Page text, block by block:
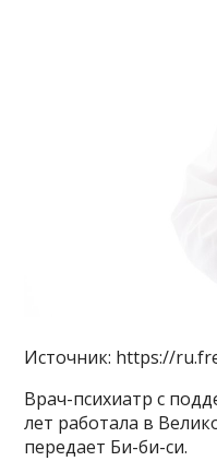
Источник: https://
Врач-психиатр с
лет работала в
передает Би-би-си.